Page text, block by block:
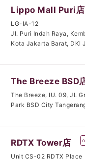
Lippo Mall Puri店
LG-IA-12
Jl. Puri Indah Raya,
Kota Jakarta Barat, DKI
The Breeze BSD
The Breeze, IU. 09, Jl.
Park BSD City
RDTX Tower店
Unit CS-02 RDTX Place